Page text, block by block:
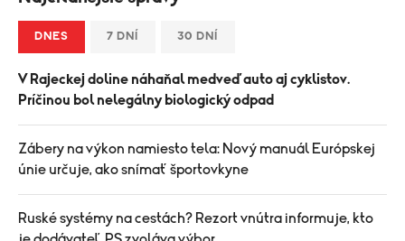
DNES 7 DNÍ 30 DNÍ
V Rajeckej doline náhaňal medveď auto aj cyklistov.
Príčinou bol nelegálny biologický odpad
Zábery na výkon namiesto tela: Nový manuál Európskej
únie určuje, ako snímať športovkyne
Ruské systémy na cestách? Rezort vnútra informuje, kto